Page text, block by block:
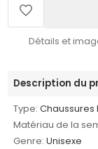
Détails et
Description du
Type: Chaussures
Matériau de la
Genre: Unisexe